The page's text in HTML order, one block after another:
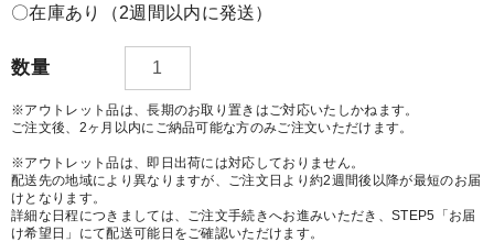
〇在庫あり（2週間以内に発送）
数量
※アウトレット品は、長期のお取り置きはご対応いたしかねます。
ご注文後、2ヶ月以内にご納品可能な方のみご注文いただけます。
※アウトレット品は、即日出荷には対応しておりません。
配送先の地域により異なりますが、ご注文日より約2週間後以降が最短のお届
けとなります。
詳細な日程につきましては、ご注文手続きへお進みいただき、STEP5「お届
け希望日」にて配送可能日をご確認いただけます。